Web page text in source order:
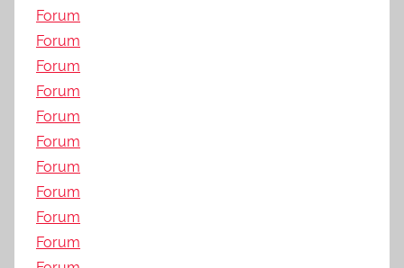
Forum
Forum
Forum
Forum
Forum
Forum
Forum
Forum
Forum
Forum